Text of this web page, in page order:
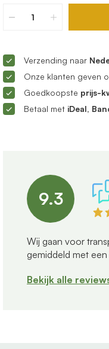
Verzending naar
Onze klanten geven
Goedkoopste prijs-
Betaal met iDeal,
9.3
Wij gaan voor
gemiddeld met een
Bekijk alle